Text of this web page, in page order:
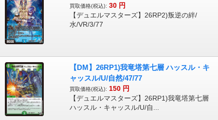
買取価格(税込): 30 円
【デュエルマスターズ】26RP2)叛逆の絆/
水/VR/3/77
【DM】26RP1)我竜塔第七層 ハッスル・キ
ャッスル/U/自然/47/77
買取価格(税込): 150 円
【デュエルマスターズ】26RP1)我竜塔第七層
ハッスル・キャッスル/U/自...